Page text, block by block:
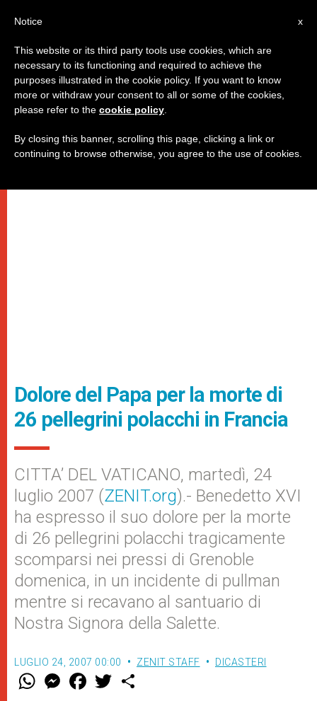
Dolore del Papa per la morte di
26 pellegrini polacchi in Francia
CITTA’ DEL VATICANO, martedì, 24
luglio 2007 (ZENIT.org).- Benedetto XVI
ha espresso il suo dolore per la morte
di 26 pellegrini polacchi tragicamente
scomparsi nei pressi di Grenoble
domenica, in un incidente di pullman
mentre si recavano al santuario di
Nostra Signora della Salette.
LUGLIO 24, 2007 00:00 ZENIT STAFF DICASTERI
W M
e
F
a w
x
Notice
This website or its third party tools use cookies, which are
necessary to its functioning and required to achieve the
purposes illustrated in the cookie policy. If you want to know
more or withdraw your consent to all or some of the cookies,
please refer to the cookie policy
By closing this banner, scrolling this page, clicking a link or
continuing to browse otherwise, you agree to the use of cookies.